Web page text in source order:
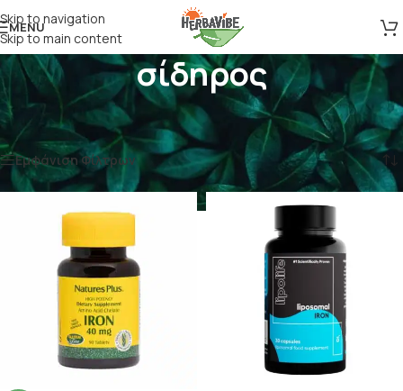
Skip to navigation
Skip to main content
MENU
σίδηρος
Αρχική σελίδα/ Προϊόντα με ετικέτα “σίδηρος”
Προβάλλονται όλα - 2 αποτελέσματα
Εμφάνιση Φίλτρων